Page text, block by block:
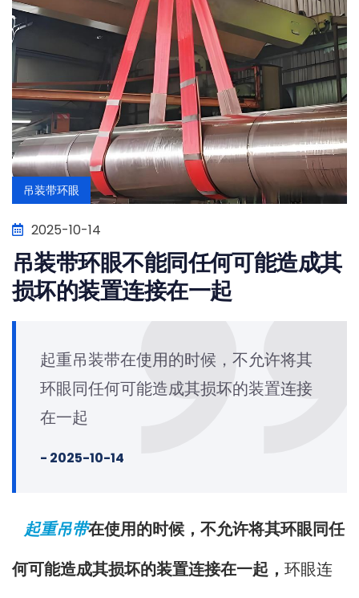
吊装带环眼
2025-10-14
吊装带环眼不能同任何可能造成其
损坏的装置连接在一起
起重吊装带在使用的时候，不允许将其
环眼同任何可能造成其损坏的装置连接
在一起
- 2025-10-14
起重吊带在使用的时候， 不允许将其环眼 同任
何可能造成其损坏的装置连接在一起 ， 环眼连